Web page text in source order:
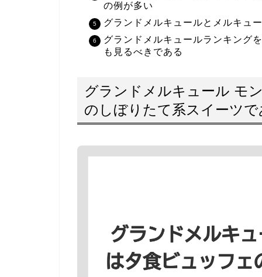
の例が多い
グランドメルキュールとメルキュ
グランドメルキュールランキング
も見るべきである
グランドメルキュール モ
のしぼりたて系スイーツ